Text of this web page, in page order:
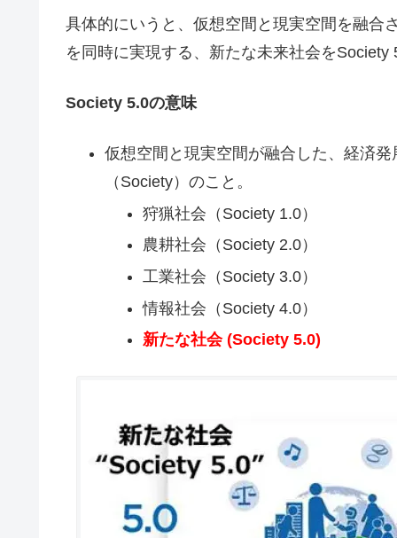
具体的にいうと、仮想空間と現実空間を融合
を同時に実現する、新たな未来社会を
Society 5.0の意味
仮想空間と現実空間が融合した、経済
（Society）のこと。
狩猟社会（Society 1.0）
農耕社会（Society 2.0）
工業社会（Society 3.0）
情報社会（Society 4.0）
新たな社会 (Society 5.0)